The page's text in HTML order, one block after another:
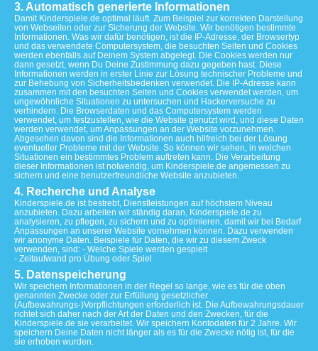
3. Automatisch generierte Informationen
Damit Kinderspiele.de optimal läuft. Zum Beispiel zur korrekten Darstellung
von Webseiten oder zur Sicherung der Website. Wir benötigen bestimmte
Informationen. Was wir dafür benötigen, ist die IP-Adresse, der Browsertyp
und das verwendete Computersystem, die besuchten Seiten und Cookies
werden ebenfalls auf Deinem System abgelegt. Die Cookies werden nur
dann gesetzt, wenn Du Deine Zustimmung dazu gegeben hast. Diese
Informationen werden in erster Linie zur Lösung technischer Probleme und
zur Behebung von Sicherheitsbedenken verwendet. Die IP-Adresse kann
zusammen mit den besuchten Seiten und Cookies verwendet werden, um
ungewöhnliche Situationen zu untersuchen und Hackerversuche zu
verhindern. Die Browserdaten und das Computersystem werden
verwendet, um festzustellen, wie die Website genutzt wird, und diese Daten
werden verwendet, um Anpassungen an der Website vorzunehmen.
Abgesehen davon sind die Informationen auch hilfreich bei der Lösung
eventueller Probleme mit der Website. So können wir sehen, in welchen
Situationen ein bestimmtes Problem auftreten kann. Die Verarbeitung
dieser Informationen ist notwendig, um Kinderspiele.de angemessen zu
sichern und eine benutzerfreundliche Website anzubieten.
4. Recherche und Analyse
Kinderspiele.de ist bestrebt, Dienstleistungen auf höchstem Niveau
anzubieten. Dazu arbeiten wir ständig daran, Kinderspiele.de zu
analysieren, zu pflegen, zu sichern und zu optimieren, damit wir bei Bedarf
Anpassungen an unserer Website vornehmen können. Dazu verwenden
wir anonyme Daten. Beispiele für Daten, die wir zu diesem Zweck
verwenden, sind: - Welche Spiele werden gespielt
- Zeitaufwand pro Übung oder Spiel
5. Datenspeicherung
Wir speichern Informationen in der Regel so lange, wie es für die oben
genannten Zwecke oder zur Erfüllung gesetzlicher
(Aufbewahrungs-)Verpflichtungen erforderlich ist. Die Aufbewahrungsdauer
richtet sich daher nach der Art der Daten und den Zwecken, für die
Kinderspiele.de sie verarbeitet. Wir speichern Kontodaten für 2 Jahre. Wir
speichern Deine Daten nicht länger als es für die Zwecke nötig ist, für die
sie erhoben wurden.